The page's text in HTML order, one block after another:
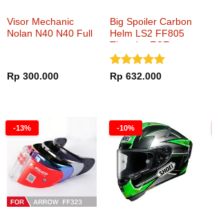
Visor Mechanic
Nolan N40 N40 Full
Rp 300.000
Big Spoiler Carbon
Helm LS2 FF805
Thunder ECE
Dinilai5
Rp 632.000
-13% -10%